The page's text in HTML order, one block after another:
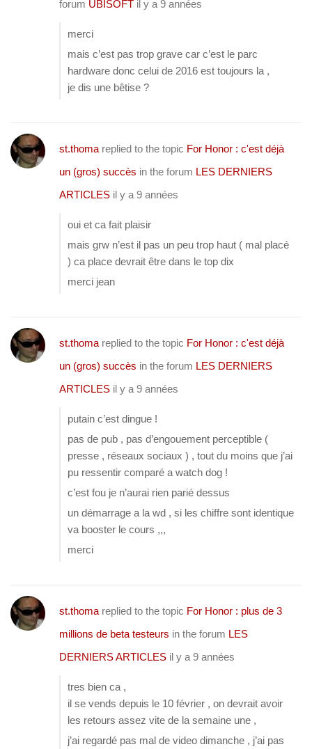
forum UBISOFT il y a 9 années
merci
mais c’est pas trop grave car c’est le parc
hardware donc celui de 2016 est toujours la ,
je dis une bêtise ?
st.thoma replied to the topic For Honor : c'est déjà
un (gros) succès in the forum LES DERNIERS
ARTICLES il y a 9 années
oui et ca fait plaisir
mais grw n’est il pas un peu trop haut ( mal placé
) ca place devrait être dans le top dix
merci jean
st.thoma replied to the topic For Honor : c'est déjà
un (gros) succès in the forum LES DERNIERS
ARTICLES il y a 9 années
putain c’est dingue !
pas de pub , pas d’engouement perceptible (
presse , réseaux sociaux ) , tout du moins que j’ai
pu ressentir comparé a watch dog !
c’est fou je n’aurai rien parié dessus
un démarrage a la wd , si les chiffre sont identique
va booster le cours ,,,
merci
st.thoma replied to the topic For Honor : plus de 3
millions de beta testeurs in the forum LES
DERNIERS ARTICLES il y a 9 années
tres bien ca ,
il se vends depuis le 10 février , on devrait avoir
les retours assez vite de la semaine une ,
j’ai regardé pas mal de video dimanche , j’ai pas